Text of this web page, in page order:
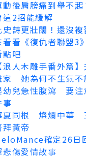
動後肩膀痛到舉不
這2招能緩解
史詩更壯闊！還沒複
看看《復仇者聯盟3
點吧
浪人木雕手番外篇
家 她為何不生氣不
幼兒急性腹瀉 要注
事
夏同根 燦爛中華
拜黃帝
確定26日
悲傷愛情故事